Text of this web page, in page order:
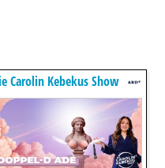
Carolin Kebekus Show